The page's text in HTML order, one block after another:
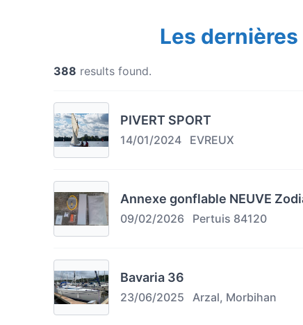
Les
388 results found.
PIVERT SPORT
14/01/2024 EVREUX
Annexe gonflable NEUVE
09/02/2026 Pertuis 84120
Bavaria 36
23/06/2025 Arzal, Morbihan